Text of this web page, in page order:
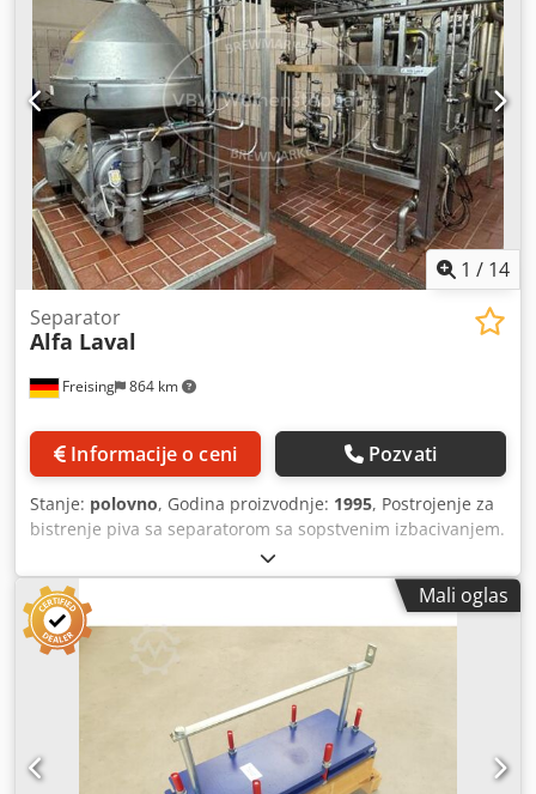
1 / 14
Freising 864 km
Separator
Alfa Laval
Informacije o ceni Pozvati
Stanje: polovno, Godina proizvodnje: 1995, Postrojenje za
bistrenje piva sa separatorom sa sopstvenim izbacivanjem.
Odvojeni talog se privremeno skladišti u konusnom
rezervoaru od nerđajućeg čelika zapremine 55 hl. Cedszizh
Sopfx An Iorf Mašina (dodatak): samoizbacujuća tanjirasta
centrifuga za preliminarno bistrenje piva Kapacitet
filtracije: 20.000 l/h Zapremina rezervoara za mulj: 5.500 l
Upravljanje / kontrola: VIPA Materijal: nerđajući čelik
Položaj: stoji na nogarama Oprema: separator; rezervoar
za mulj; pumpa; merenje protoka; merenje zamućenosti;
elektro-ormar sa vizualizacijom na touch panelu; specijalni
alati; razna cevovodna oprema, panel za cevi i ventili.
Mali oglas